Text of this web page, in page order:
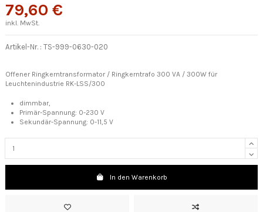
79,60 €
inkl. MwSt.
Artikel-Nr. : TS-999-0630-020
Offener Ringkerntransformator / Ringkerntrafo 300 VA / 300W für
Leuchtenindustrie RK-LSS/300
dimmbar,
Primär-Spannung: 0-230 V
Sekundär-Spannung: 0-11,5 V
In den Warenkorb